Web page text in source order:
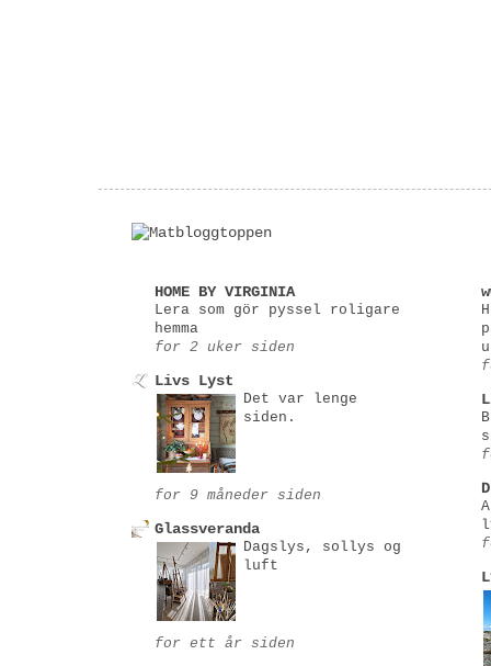
HOME BY VIRGINIA
Lera som gör pyssel roligare
hemma
for 2 uker siden
Livs Lyst
Det var lenge
siden.
for 9 måneder siden
Glassveranda
Dagslys, sollys og
luft
for ett år siden